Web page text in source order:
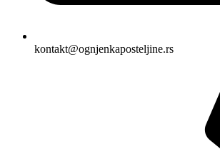
kontakt@ognjenkaposteljine.rs